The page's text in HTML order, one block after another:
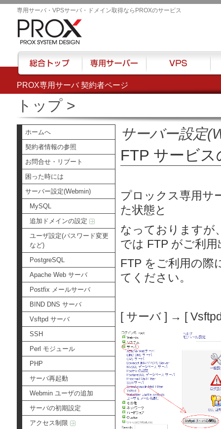
PROX専用サーバ 契約者ページ
専用サーバ・VPSサーバ・ドメイン取得ならPROXのサービス
トップ>
ホームへ
契約者情報の参照
お問合せ・リブート
困った時には
サーバー設定(Webmin)
MySQL
追加ドメインの設定
ユーザ設定(パスワード変更
など)
PostgreSQL
Apache Web サーバ
Postfix メールサーバ
BIND DNS サーバ
Vsftpd サーバ
SSH
Perl モジュール
PHP
サーバ再起動
Webmin ユーザの追加
サーバの初期設定
アクセス制限
サーバー設定
FTP サービス
プロックス専用サ
た状態と
なっておりますが
では FTP がご利
FTP をご利用の際
てください。
[ サーバ ] → [
総合トップ 専用サーバー VPS ハ